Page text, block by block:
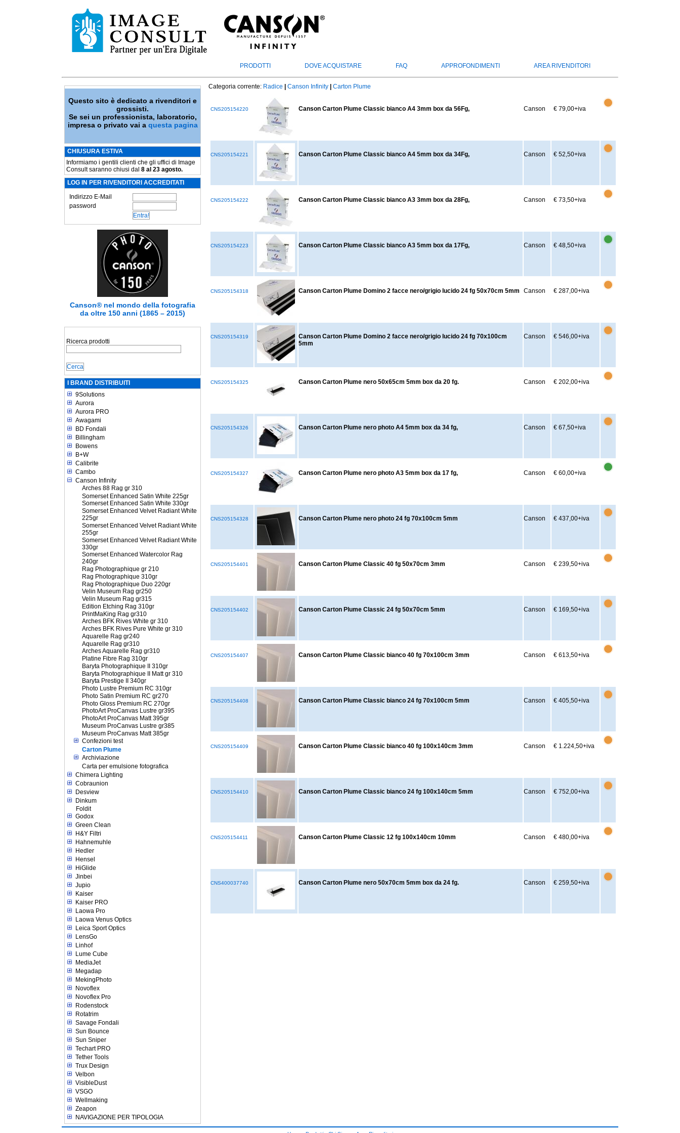
PRODOTTI DOVE ACQUISTARE FAQ APPROFONDIMENTI AREA RIVENDITORI
Questo sito è dedicato a rivenditori e
grossisti.
Se sei un professionista, laboratorio,
impresa o privato vai a questa pagina
CHIUSURA ESTIVA
Informiamo i gentili clienti che gli uffici di Image
Consult saranno chiusi dal 8 al 23 agosto.
LOG IN PER RIVENDITORI ACCREDITATI
Indirizzo E-Mail
password
Canson® nel mondo della fotografia
da oltre 150 anni (1865 – 2015)
Ricerca prodotti
I BRAND DISTRIBUITI
9Solutions
Aurora
Aurora PRO
Awagami
BD Fondali
Billingham
Bowens
B+W
Calibrite
Cambo
Canson Infinity
Arches 88 Rag gr 310
Somerset Enhanced Satin White 225gr
Somerset Enhanced Satin White 330gr
Somerset Enhanced Velvet Radiant White
225gr
Somerset Enhanced Velvet Radiant White
255gr
Somerset Enhanced Velvet Radiant White
330gr
Somerset Enhanced Watercolor Rag
240gr
Rag Photographique gr 210
Rag Photographique 310gr
Rag Photographique Duo 220gr
Velin Museum Rag gr250
Velin Museum Rag gr315
Edition Etching Rag 310gr
PrintMaKing Rag gr310
Arches BFK Rives White gr 310
Arches BFK Rives Pure White gr 310
Aquarelle Rag gr240
Aquarelle Rag gr310
Arches Aquarelle Rag gr310
Platine Fibre Rag 310gr
Baryta Photographique II 310gr
Baryta Photographique II Matt gr 310
Baryta Prestige II 340gr
Photo Lustre Premium RC 310gr
Photo Satin Premium RC gr270
Photo Gloss Premium RC 270gr
PhotoArt ProCanvas Lustre gr395
PhotoArt ProCanvas Matt 395gr
Museum ProCanvas Lustre gr385
Museum ProCanvas Matt 385gr
Confezioni test
Carton Plume
Archiviazione
Carta per emulsione fotografica
Chimera Lighting
Cobraunion
Desview
Dinkum
Foldit
Godox
Green Clean
H&Y Filtri
Hahnemuhle
Hedler
Hensel
HiGlide
Jinbei
Jupio
Kaiser
Kaiser PRO
Laowa Pro
Laowa Venus Optics
Leica Sport Optics
LensGo
Linhof
Lume Cube
MediaJet
Megadap
MekingPhoto
Novoflex
Novoflex Pro
Rodenstock
Rotatrim
Savage Fondali
Sun Bounce
Sun Sniper
Techart PRO
Tether Tools
Trux Design
Velbon
VisibleDust
VSGO
Wellmaking
Zeapon
NAVIGAZIONE PER TIPOLOGIA
Categoria corrente: Radice Canson Infinity Carton Plume
CNS205154220 Canson Carton Plume Classic bianco A4 3mm box da 56Fg, Canson € 79,00+iva
CNS205154221 Canson Carton Plume Classic bianco A4 5mm box da 34Fg, Canson € 52,50+iva
CNS205154222 Canson Carton Plume Classic bianco A3 3mm box da 28Fg, Canson € 73,50+iva
CNS205154223 Canson Carton Plume Classic bianco A3 5mm box da 17Fg, Canson € 48,50+iva
CNS205154318 Canson Carton Plume Domino 2 facce nero/grigio lucido 24 fg 50x70cm 5mm Canson € 287,00+iva
CNS205154319
Canson Carton Plume Domino 2 facce nero/grigio lucido 24 fg 70x100cm
5mm
Canson € 546,00+iva
CNS205154325 Canson Carton Plume nero 50x65cm 5mm box da 20 fg. Canson € 202,00+iva
CNS205154326 Canson Carton Plume nero photo A4 5mm box da 34 fg, Canson € 67,50+iva
CNS205154327 Canson Carton Plume nero photo A3 5mm box da 17 fg, Canson € 60,00+iva
CNS205154328 Canson Carton Plume nero photo 24 fg 70x100cm 5mm Canson € 437,00+iva
CNS205154401 Canson Carton Plume Classic 40 fg 50x70cm 3mm Canson € 239,50+iva
CNS205154402 Canson Carton Plume Classic 24 fg 50x70cm 5mm Canson € 169,50+iva
CNS205154407 Canson Carton Plume Classic bianco 40 fg 70x100cm 3mm Canson € 613,50+iva
CNS205154408 Canson Carton Plume Classic bianco 24 fg 70x100cm 5mm Canson € 405,50+iva
CNS205154409 Canson Carton Plume Classic bianco 40 fg 100x140cm 3mm Canson € 1.224,50+iva
CNS205154410 Canson Carton Plume Classic bianco 24 fg 100x140cm 5mm Canson € 752,00+iva
CNS205154411 Canson Carton Plume Classic 12 fg 100x140cm 10mm Canson € 480,00+iva
CNS400037740 Canson Carton Plume nero 50x70cm 5mm box da 24 fg. Canson € 259,50+iva